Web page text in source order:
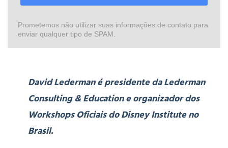
Prometemos não utilizar suas informações de contato para
enviar qualquer tipo de SPAM.
David Lederman é presidente da Lederman
Consulting & Education e organizador dos
Workshops Oficiais do Disney Institute no
Brasil.